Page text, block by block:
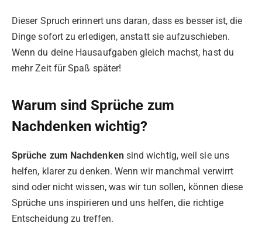
Dieser Spruch erinnert uns daran, dass es besser ist, die
Dinge sofort zu erledigen, anstatt sie aufzuschieben.
Wenn du deine Hausaufgaben gleich machst, hast du
mehr Zeit für Spaß später!
Warum sind Sprüche zum
Nachdenken wichtig?
Sprüche zum Nachdenkensind wichtig, weil sie uns
helfen, klarer zu denken. Wenn wir manchmal verwirrt
sind oder nicht wissen, was wir tun sollen, können diese
Sprüche uns inspirieren und uns helfen, die richtige
Entscheidung zu treffen.